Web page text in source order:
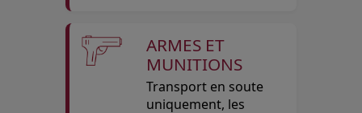
ARMES ET
MUNITIONS
Transport en soute
uniquement, les